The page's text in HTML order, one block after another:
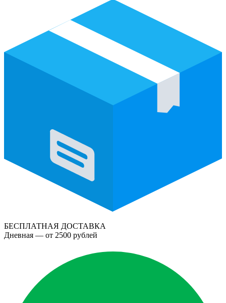
БЕСПЛАТНАЯ ДОСТАВКА
Дневная — от 2500 рублей